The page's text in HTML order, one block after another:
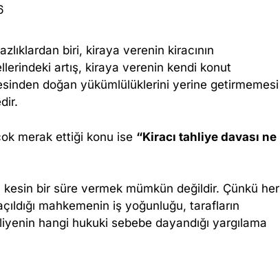
biri, kiraya verenin kiracının
artış, kiraya verenin kendi konut
doğan yükümlülüklerini yerine getirmemesi
merak ettiği konu ise “Kiracı tahliye davası ne
bir süre vermek mümkün değildir. Çünkü her
mahkemenin iş yoğunluğu, tarafların
hangi hukuki sebebe dayandığı yargılama